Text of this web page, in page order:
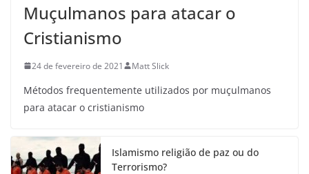
Muçulmanos para atacar o
Cristianismo
24 de fevereiro de 2021 Matt Slick
Métodos frequentemente utilizados por muçulmanos
para atacar o cristianismo
Islamismo religião de paz ou do
Terrorismo?